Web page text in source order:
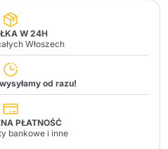
W 24H
Włoszech
od razu!
PŁATNOŚĆ
bankowe i inne